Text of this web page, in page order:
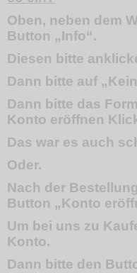
Oben, neben dem
Button „Info“.
Diesen bitte
Dann bitte auf
Dann bitte das
Konto eröffnen
Das war es auch
Oder.
Nach der
Button „Konto
Um bei uns zu
Konto.
Dann bitte den